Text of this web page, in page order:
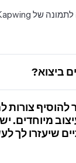
ביצוא?
לתמונה - מכילים
, סימן המים יוסר
צורות
מיוחדים.
שיעזרו לך